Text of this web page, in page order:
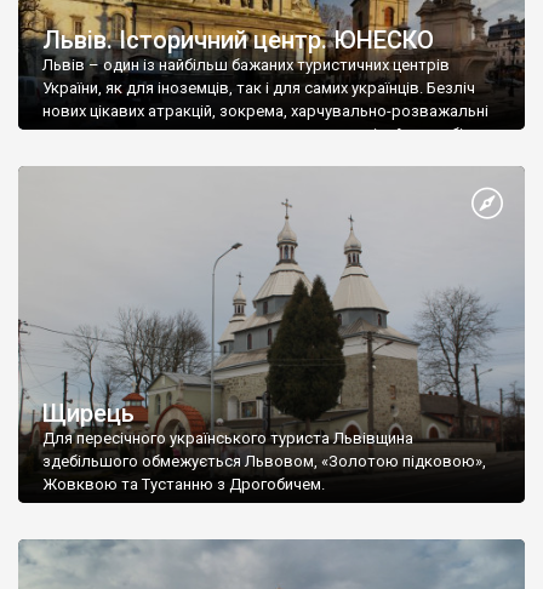
Львів. Історичний центр. ЮНЕСКО
Львів – один із найбільш бажаних туристичних центрів
України, як для іноземців, так і для самих українців. Безліч
нових цікавих атракцій, зокрема, харчувально-розважальні
заклади, манять сюди десятки тисяч туристів. Але ще більше
польськими кам’яницями, із помпезною забудовою часів
Щирець
Для пересічного українського туриста Львівщина
здебільшого обмежується Львовом, «Золотою підковою»,
Жовквою та Тустанню з Дрогобичем.